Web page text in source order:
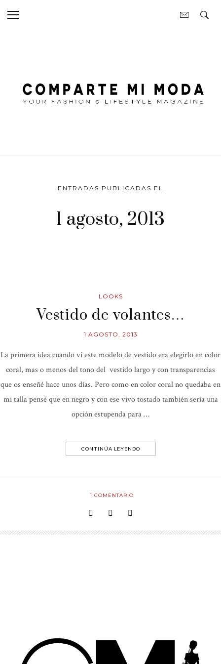
ENTRADAS PUBLICADAS EL
1 agosto, 2013
LOOKS
Vestido de volantes…
1 AGOSTO, 2013
La primera idea cuando vi este modelo de vestido era elegirlo en color
coral, mas o menos del tono del vestido largo y con transparencias
que os enseñé hace unos días. Pero como en color coral no quedaba en
mi talla pensé que en negro y con ese vivo tostado también sería una
opción estupenda para …
CONTINÚA LEYENDO
1 COMENTARIO